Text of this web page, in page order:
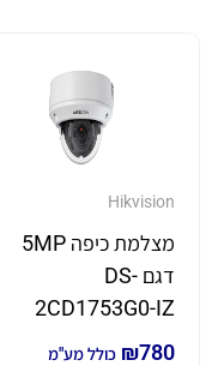
Hikvision
מצלמת כיפה 5MP
דגם DS-
2CD1753G0-IZ
₪780 כולל מע"מ